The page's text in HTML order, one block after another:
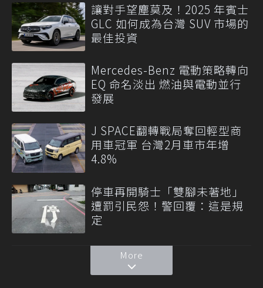
讓對手望塵莫及！2025 年賓士
GLC 如何成為台灣 SUV 市場的
最佳投資
Mercedes-Benz 電動策略轉向
EQ 命名淡出 燃油與電動並行
發展
J SPACE翻轉戰局奪回輕型商
用車冠軍 台灣2月車市年增
4.8%
停車再開騎士「雙腳未著地」
遭罰引民怨！警回覆：這是規
定
More